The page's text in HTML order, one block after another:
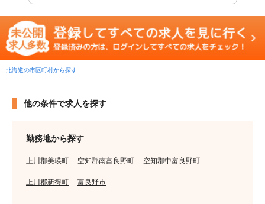
北海道の市区町村から探す
他の条件で求人を探す
勤務地から探す
上川郡美瑛町 空知郡南富良野町 空知郡中富良野町
上川郡新得町 富良野市